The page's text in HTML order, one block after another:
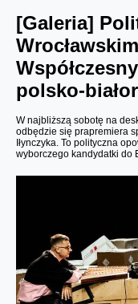
[Galeria]
polsko-
W najbliższą sobotę na
odbędzie się prapremiera
Iłynczyka. To polityczna
wyborczego kandydatki do